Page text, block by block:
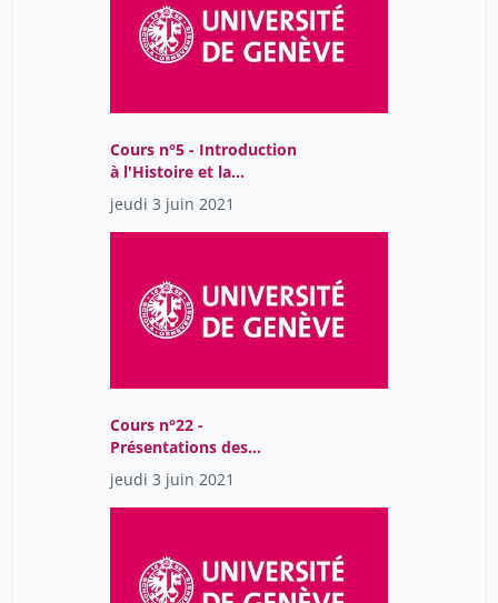
Cours n°5 - Introduction
à l'Histoire et la
philosophie des sciences
jeudi 3 juin 2021
Cours n°22 -
Présentations des
étudiants (2)
jeudi 3 juin 2021